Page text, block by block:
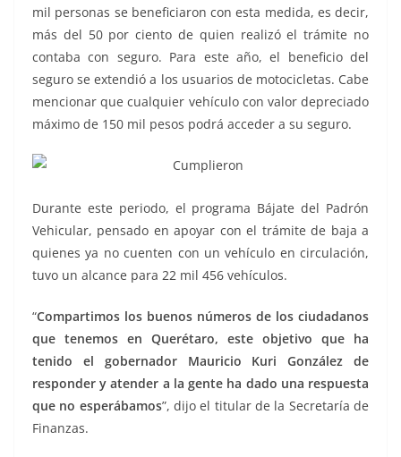
mil personas se beneficiaron con esta medida, es decir,
más del 50 por ciento de quien realizó el trámite no
contaba con seguro. Para este año, el beneficio del
seguro se extendió a los usuarios de motocicletas. Cabe
mencionar que cualquier vehículo con valor depreciado
máximo de 150 mil pesos podrá acceder a su seguro.
Durante este periodo, el programa Bájate del Padrón
Vehicular, pensado en apoyar con el trámite de baja a
quienes ya no cuenten con un vehículo en circulación,
tuvo un alcance para 22 mil 456 vehículos.
“Compartimos los buenos números de los ciudadanos
que tenemos en Querétaro, este objetivo que ha
tenido el gobernador Mauricio Kuri González de
responder y atender a la gente ha dado una respuesta
que no esperábamos”, dijo el titular de la Secretaría de
Finanzas.